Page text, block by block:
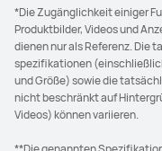
*Die Zugänglichkeit einiger
Produktbilder, Videos und
dienen nur als Referenz. Die
spezifikationen
und Größe) sowie die
nicht beschränkt auf
Videos) können variieren.